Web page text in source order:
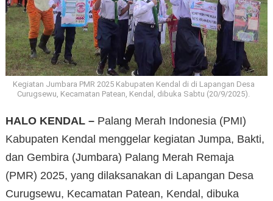
Kegiatan Jumbara PMR 2025 Kabupaten Kendal di di Lapangan Desa
Curugsewu, Kecamatan Patean, Kendal, dibuka Sabtu (20/9/2025).
HALO KENDAL – Palang Merah Indonesia (PMI)
Kabupaten Kendal menggelar kegiatan Jumpa, Bakti,
dan Gembira (Jumbara) Palang Merah Remaja
(PMR) 2025, yang dilaksanakan di Lapangan Desa
Curugsewu, Kecamatan Patean, Kendal, dibuka